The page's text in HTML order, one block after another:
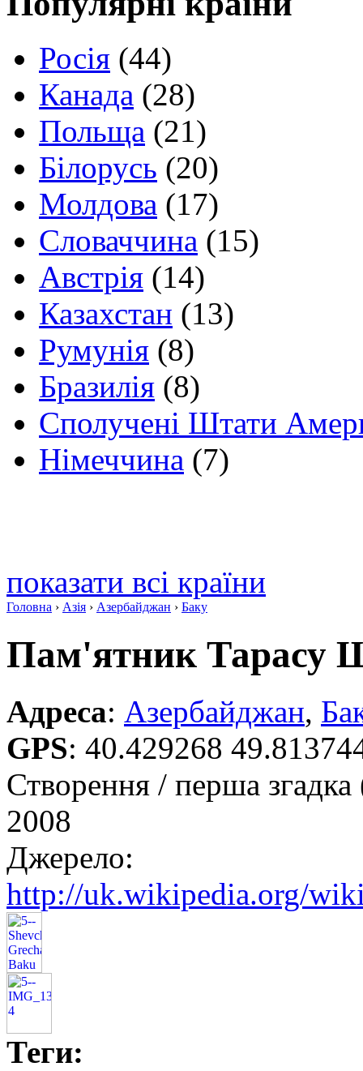
Росія (44)
Канада (28)
Польща (21)
Білорусь (20)
Молдова (17)
Словаччина (15)
Австрія (14)
Казахстан (13)
Румунія (8)
Бразилія (8)
Сполучені Штати
Німеччина (7)
показати всі країни
Головна › Азія › Азербайджан › Баку
Пам'ятник Тарасу
Адреса: Азербайджан,
GPS: 40.429268
Створення / перша
2008
Джерело:
http://uk.wikipedia.org/
Теги: